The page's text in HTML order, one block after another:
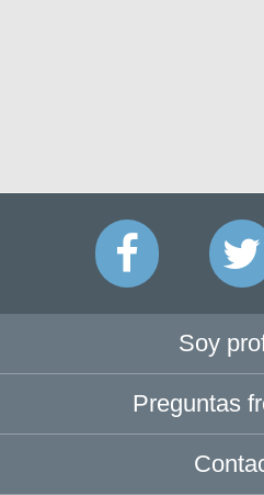
Soy
Preguntas